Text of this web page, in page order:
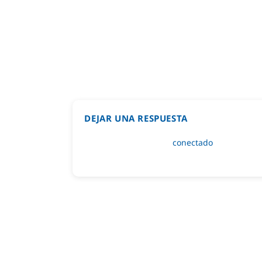
DEJAR UNA RESPUESTA
Lo siento, debes estarconectado